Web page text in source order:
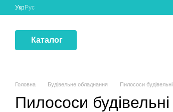
Перейти до основного контенту
УкрРус
Каталог
Головна Будівельне обладнання Пилососи будівельні
Пилососи будівельні